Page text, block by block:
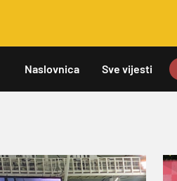
Naslovnica Sve vijesti